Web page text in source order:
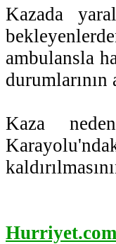
Kazada
ambulansla
Kaza